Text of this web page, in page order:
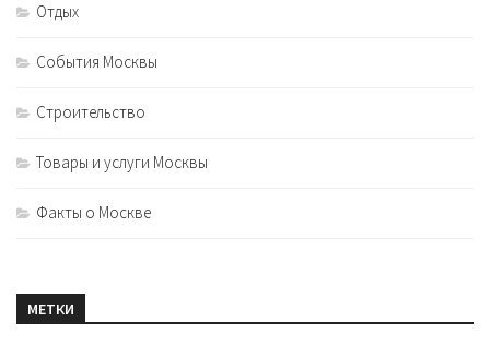
Отдых
События Москвы
Строительство
Товары и услуги Москвы
Факты о Москве
МЕТКИ